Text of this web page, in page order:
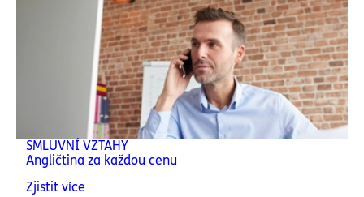
SMLUVNÍ VZTAHY
Angličtina za každou cenu
Zjistit více